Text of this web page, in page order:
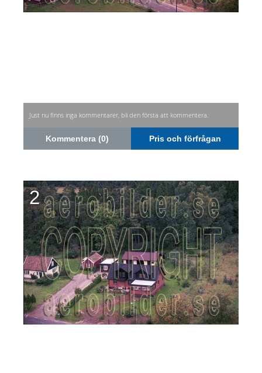
Just nu finns inga kommentarer, bli den första att kommentera.
Kommentera (0) Pris och förfrågan
2